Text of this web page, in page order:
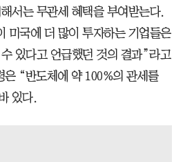
서는 무관세 혜택을 부여받는다.
미국에 더 많이 투자하는 기업들은
있다고 언급했던 것의 결과”라고
“반도체에 약 100%의 관세를
있다.